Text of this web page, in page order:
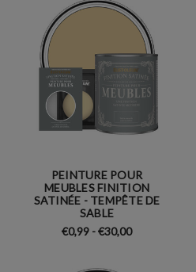
PEINTURE POUR
MEUBLES FINITION
SATINÉE - TEMPÊTE DE
SABLE
€0,99 - €30,00